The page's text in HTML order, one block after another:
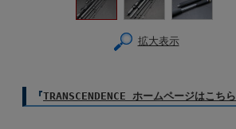
拡大表示
『TRANSCENDENCE ホームページはこちら